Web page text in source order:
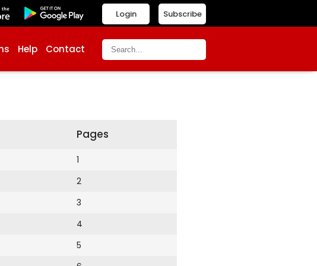
Subscribe
Login
Help Contact
Pages
1
2
3
4
5